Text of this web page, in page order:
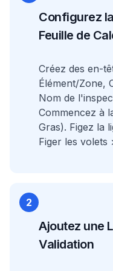
Configurez
Feuille de
Créez des en-
Élément/Zone,
Nom de
Commencez à
Gras). Figez la
Figer les volets
2
Ajoutez une
Validation